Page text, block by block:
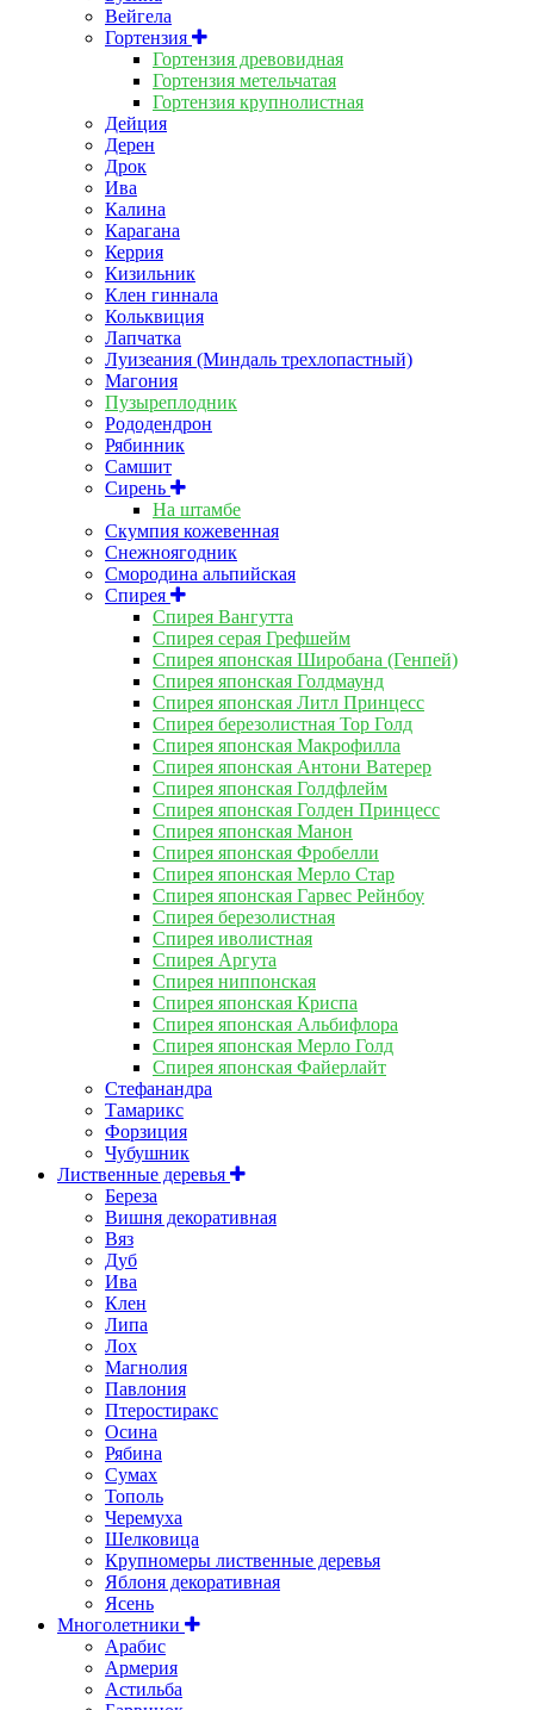
Вейгела
Гортензия
Гортензия древовидная
Гортензия метельчатая
Гортензия крупнолистная
Дейция
Дерен
Дрок
Ива
Калина
Карагана
Керрия
Кизильник
Клен гиннала
Кольквиция
Лапчатка
Луизеания (Миндаль трехлопастный)
Магония
Пузыреплодник
Рододендрон
Рябинник
Самшит
Сирень
На штамбе
Скумпия кожевенная
Снежноягодник
Смородина альпийская
Спирея
Спирея Вангутта
Спирея серая Грефшейм
Спирея японская Широбана (Генпей)
Спирея японская Голдмаунд
Спирея японская Литл Принцесс
Спирея березолистная Тор Голд
Спирея японская Макрофилла
Спирея японская Антони Ватерер
Спирея японская Голдфлейм
Спирея японская Голден Принцесс
Спирея японская Манон
Спирея японская Фробелли
Спирея японская Мерло Стар
Спирея японская Гарвес Рейнбоу
Спирея березолистная
Спирея иволистная
Спирея Аргута
Спирея ниппонская
Спирея японская Криспа
Спирея японская Альбифлора
Спирея японская Мерло Голд
Спирея японская Файерлайт
Стефанандра
Тамарикс
Форзиция
Чубушник
Лиственные деревья
Береза
Вишня декоративная
Вяз
Дуб
Ива
Клен
Липа
Лох
Магнолия
Павлония
Птеростиракс
Осина
Рябина
Сумах
Тополь
Черемуха
Шелковица
Крупномеры лиственные деревья
Яблоня декоративная
Ясень
Многолетники
Арабис
Армерия
Астильбa